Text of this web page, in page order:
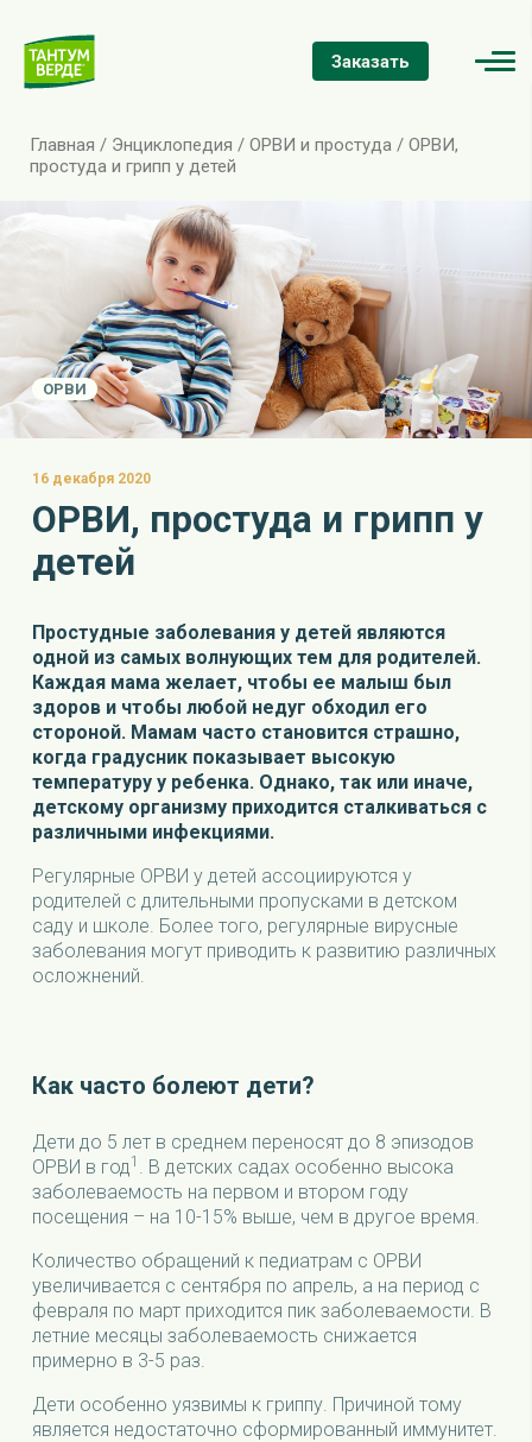
Заказать
Главная / Энциклопедия / ОРВИ и простуда / ОРВИ,
простуда и грипп у детей
ОРВИ
16 декабря 2020
ОРВИ, простуда и грипп у
детей
Простудные заболевания у детей являются
одной из самых волнующих тем для родителей.
Каждая мама желает, чтобы ее малыш был
здоров и чтобы любой недуг обходил его
стороной. Мамам часто становится страшно,
когда градусник показывает высокую
температуру у ребенка. Однако, так или иначе,
детскому организму приходится сталкиваться с
различными инфекциями.
Регулярные ОРВИ у детей ассоциируются у
родителей с длительными пропусками в детском
саду и школе. Более того, регулярные вирусные
заболевания могут приводить к развитию различных
осложнений.
Как часто болеют дети?
Дети до 5 лет в среднем переносят до 8 эпизодов
ОРВИ в год1 . В детских садах особенно высока
заболеваемость на первом и втором году
посещения – на 10-15% выше, чем в другое время.
Количество обращений к педиатрам с ОРВИ
увеличивается с сентября по апрель, а на период с
февраля по март приходится пик заболеваемости. В
летние месяцы заболеваемость снижается
примерно в 3-5 раз.
Дети особенно уязвимы к гриппу. Причиной тому
является недостаточно сформированный иммунитет.